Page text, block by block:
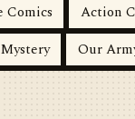
Comics Action
Our